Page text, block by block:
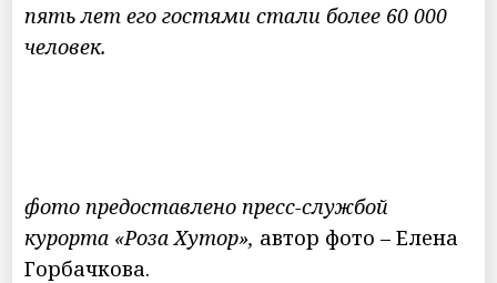
пять лет его гостями стали более 60 000
человек.
фото предоставлено пресс-службой
курорта «Роза Хутор», автор фото – Елена
Горбачкова.